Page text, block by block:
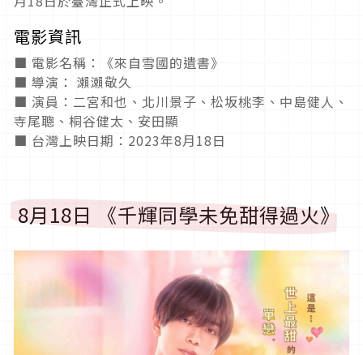
電影資訊
■ 電影名稱：《來自雪國的遺書》
■ 導演： 瀨瀨敬久
■ 演員：二宮和也、北川景子、松坂桃李、中島健人、
寺尾聰、桐谷健太、安田顯
■ 台灣上映日期：2023年8月18日
8月18日 《千輝同學未免甜得過火》